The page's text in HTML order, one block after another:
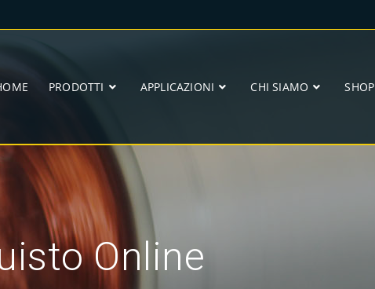
PRODOTTI APPLICAZIONI CHI SIAMO SHOP
Online